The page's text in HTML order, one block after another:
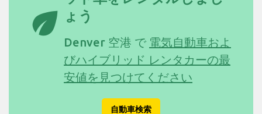
eco ょう
Denver 空港 で 電気自動車およ
びハイブリッド レンタカーの最
安値を見つけてください
自動車検索